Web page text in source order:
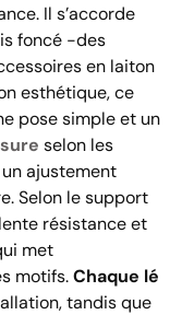
Il s’accorde
foncé -des
en laiton
esthétique, ce
pose simple et un
selon les
ajustement
Selon le support
résistance et
met
motifs.Chaque lé
tandis que